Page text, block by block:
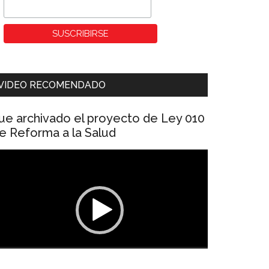
RECOMENDADO
archivado el proyecto de Ley 010
Reforma a la Salud